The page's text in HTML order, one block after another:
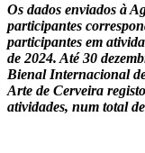
Os dados enviados à
participantes
participantes em
de 2024. Até 30
Bienal Internacional
Arte de Cerveira
atividades, num total